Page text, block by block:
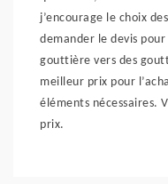
j’encourage le choix
demander le devis
gouttière vers des
meilleur prix pour
éléments nécessaires.
prix.